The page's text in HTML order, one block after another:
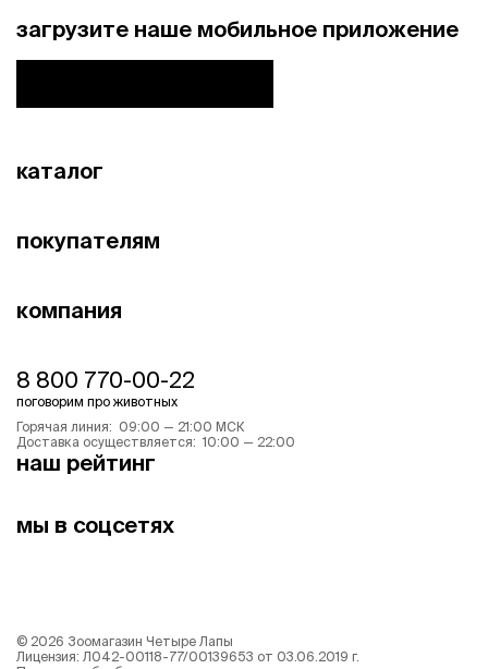
загрузите наше мобильное приложение
каталог
покупателям
компания
8 800 770-00-22
поговорим про животных
Горячая линия: 09:00 — 21:00 МСК
Доставка осуществляется: 10:00 — 22:00
наш рейтинг
мы в соцсетях
© 2026 Зоомагазин Четыре Лапы
Лицензия: Л042-00118-77/00139653 от 03.06.2019 г.